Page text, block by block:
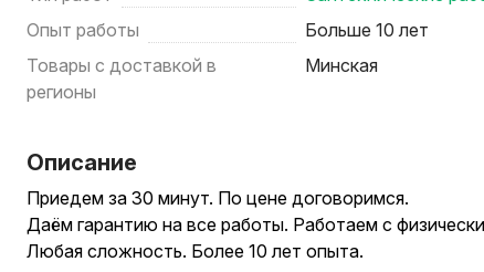
Опыт работы
Больше 10 лет
Товары с доставкой в
регионы
Минская
Описание
Приедем за 30 минут. По цене договоримся.
Даём гарантию на все работы. Работаем с
Любая сложность. Более 10 лет опыта.